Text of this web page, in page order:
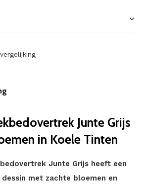
Junte Grijs
in Koele Tinten
Junte Grijs heeft een
met zachte bloemen en